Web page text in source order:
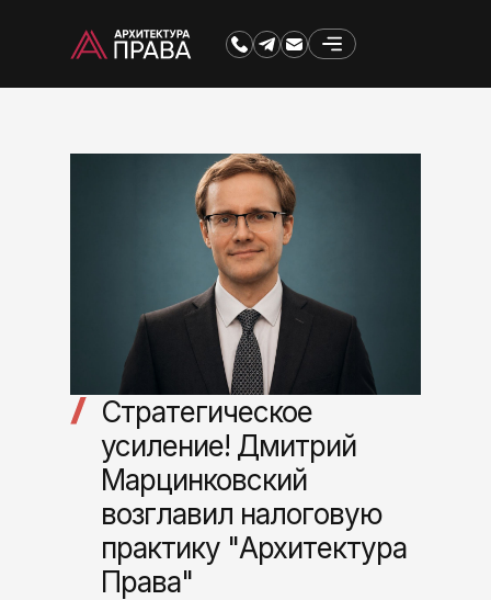
Стратегическое
усиление! Дмитрий
Марцинковский
возглавил налоговую
практику "Архитектура
Права"